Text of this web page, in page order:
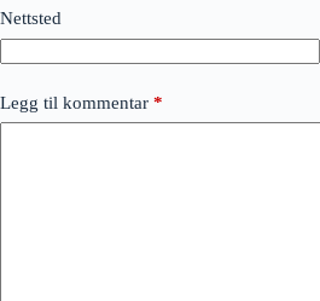
Nettsted
Legg til kommentar *